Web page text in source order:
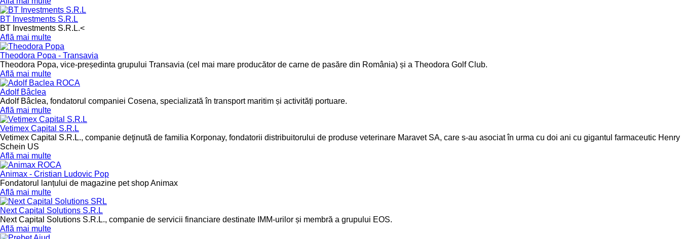
BT Investments S.R.L
BT Investments S.R.L.<
Află mai multe
Theodora Popa - Transavia
Theodora Popa, vice-președinta grupului Transavia (cel mai mare producător de carne de pasăre din România) și a Theodora Golf Club.
Află mai multe
Adolf Bâclea
Adolf Bâclea, fondatorul companiei Cosena, specializată în transport maritim și activități portuare.
Află mai multe
Vetimex Capital S.R.L
Vetimex Capital S.R.L., companie deţinută de familia Korponay, fondatorii distribuitorului de produse veterinare Maravet SA, care s-au asociat în urma cu doi ani cu gigantul farmaceutic Henry
Schein US
Află mai multe
Animax - Cristian Ludovic Pop
Fondatorul lanțului de magazine pet shop Animax
Află mai multe
Next Capital Solutions S.R.L
Next Capital Solutions S.R.L., companie de servicii financiare destinate IMM-urilor și membră a grupului EOS.
Află mai multe